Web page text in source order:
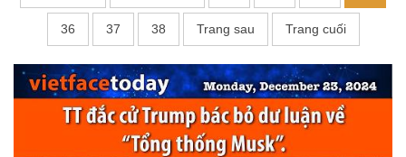
36 37 38 Trang sau Trang cuối